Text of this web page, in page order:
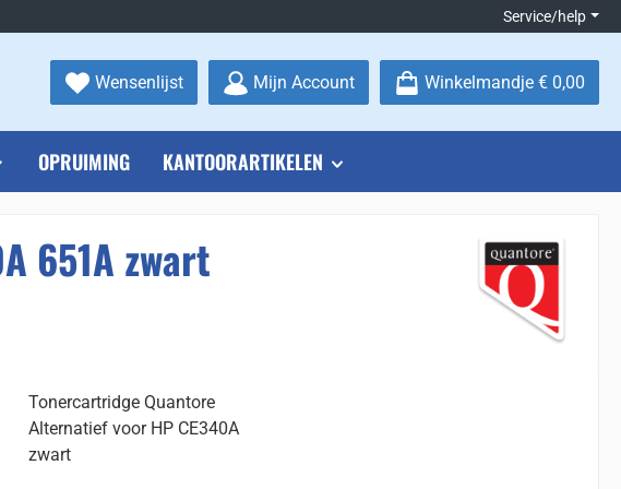
Service/help
WensenlijstJe hebt 0 items op je verlanglijstje
Mijn Account Winkelmandje € 0,00
OPRUIMING KANTOORARTIKELEN
651A zwart
Tonercartridge Quantore
Alternatief voor HP CE340A
zwart